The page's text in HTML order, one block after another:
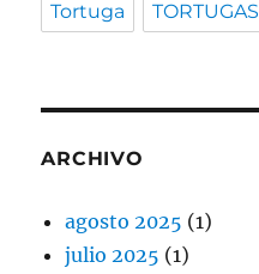
Tortuga TORTUGAS
ARCHIVO
agosto 2025 (1)
julio 2025 (1)